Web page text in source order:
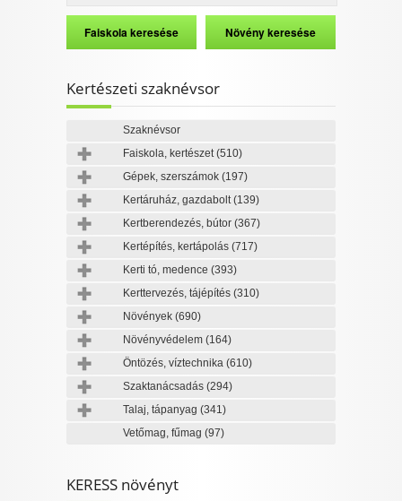
Kertészeti szaknévsor
Szaknévsor
Faiskola, kertészet(510)
Gépek, szerszámok (197)
Kertáruház, gazdabolt(139)
Kertberendezés, bútor (367)
Kertépítés, kertápolás (717)
Kerti tó, medence (393)
Kerttervezés, tájépítés (310)
Növények (690)
Növényvédelem (164)
Öntözés, víztechnika (610)
Szaktanácsadás (294)
Talaj, tápanyag (341)
Vetőmag, fűmag (97)
KERESS növényt